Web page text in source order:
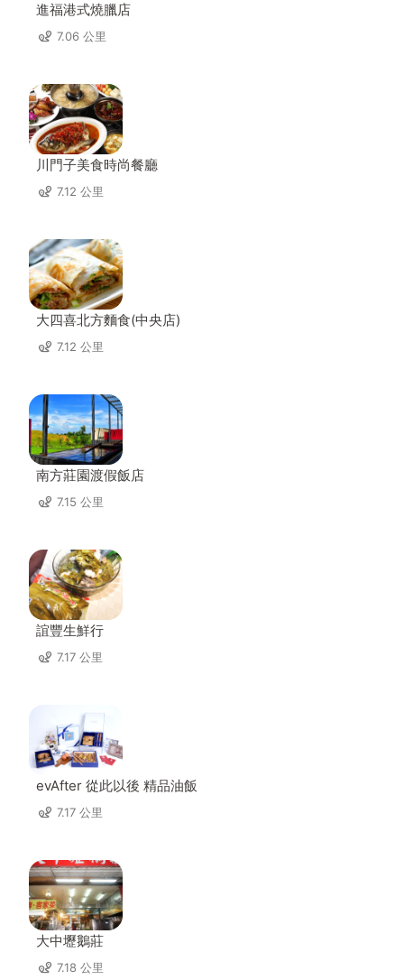
進福港式燒臘店
7.06 公里
川門子美食時尚餐廳
7.12 公里
大四喜北方麵食(中央店)
7.12 公里
南方莊園渡假飯店
7.15 公里
誼豐生鮮行
7.17 公里
evAfter 從此以後 精品油飯
7.17 公里
大中壢鵝莊
7.18 公里